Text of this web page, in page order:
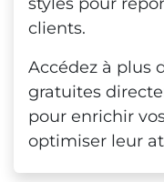
clients.
Accédez à plus
gratuites
pour enrichir
optimiser leur